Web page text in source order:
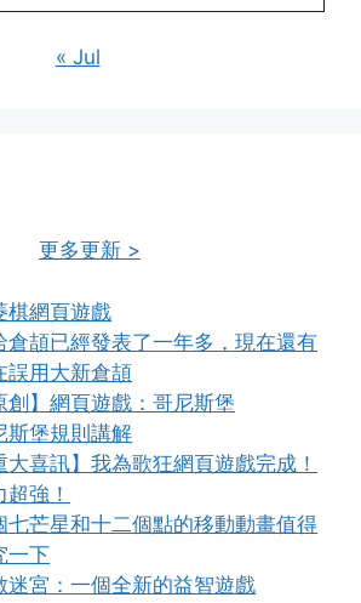
« Jul
更多更新 >
棋網頁遊戲
倉頡已經發表了一年多，現在還有
誤用大新倉頡
創】網頁遊戲：哥尼斯堡
斯堡規則講解
大喜訊】我為歌狂網頁遊戲完成！
超強！
七芒星和十二個點的移動動畫值得
一下
迷宮：一個全新的益智遊戲